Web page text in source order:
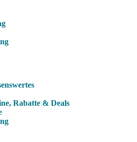
Rabatte & Deals